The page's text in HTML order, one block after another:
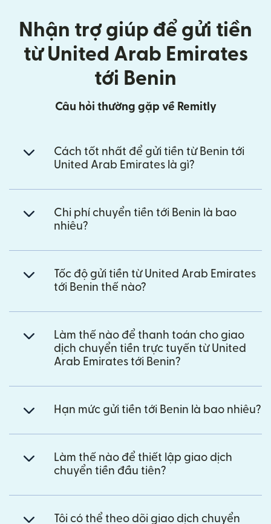
Nhận trợ giúp để gửi tiền
từ United Arab Emirates
tới Benin
Câu hỏi thường gặp về Remitly
Cách tốt nhất để gửi tiền từ Benin tới
United Arab Emirates là gì?
Chi phí chuyển tiền tới Benin là bao
nhiêu?
Tốc độ gửi tiền từ United Arab Emirates
tới Benin thế nào?
Làm thế nào để thanh toán cho giao
dịch chuyển tiền trực tuyến từ United
Arab Emirates tới Benin?
Hạn mức gửi tiền tới Benin là bao nhiêu?
Làm thế nào để thiết lập giao dịch
chuyển tiền đầu tiên?
Tôi có thể theo dõi giao dịch chuyển